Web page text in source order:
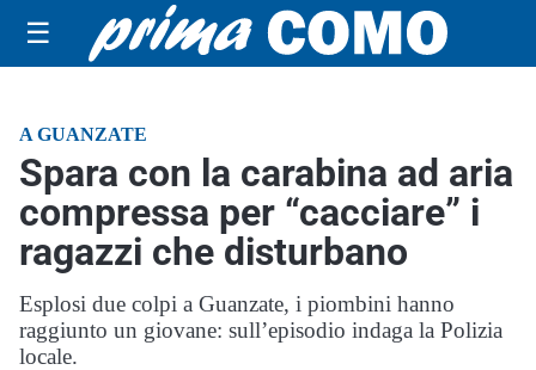
☰
A GUANZATE
Spara con la carabina ad aria
compressa per “cacciare” i
ragazzi che disturbano
Esplosi due colpi a Guanzate, i piombini hanno
raggiunto un giovane: sull’episodio indaga la Polizia
locale.